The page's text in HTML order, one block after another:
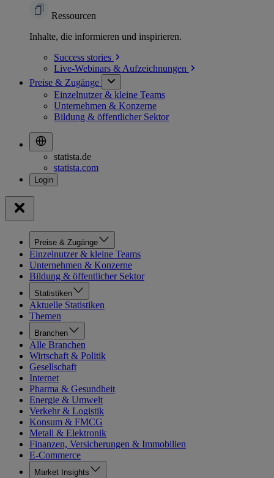
Ressourcen
Inhalte, die informieren und inspirieren.
Success stories
Live-Webinars & Aufzeichnungen
Preise & Zugänge
Einzelnutzer & kleine Teams
Unternehmen & Konzerne
Bildung & öffentlicher Sektor
statista.de
statista.com
Preise & Zugänge
Einzelnutzer & kleine Teams
Unternehmen & Konzerne
Bildung & öffentlicher Sektor
Statistiken
Aktuelle Statistiken
Themen
Branchen
Alle Branchen
Wirtschaft & Politik
Gesellschaft
Internet
Pharma & Gesundheit
Energie & Umwelt
Verkehr & Logistik
Konsum & FMCG
Metall & Elektronik
Finanzen, Versicherungen & Immobilien
E-Commerce
Market Insights